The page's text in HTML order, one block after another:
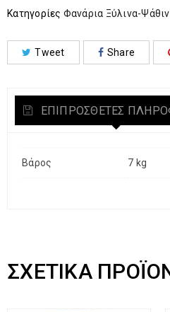
Κατηγορίες Φανάρια Ξύλινα-
Tweet Share
ΕΠΙΠΡΌΣΘΕΤΕΣ
Βάρος 7 kg
ΣΧΕΤΙΚΆ